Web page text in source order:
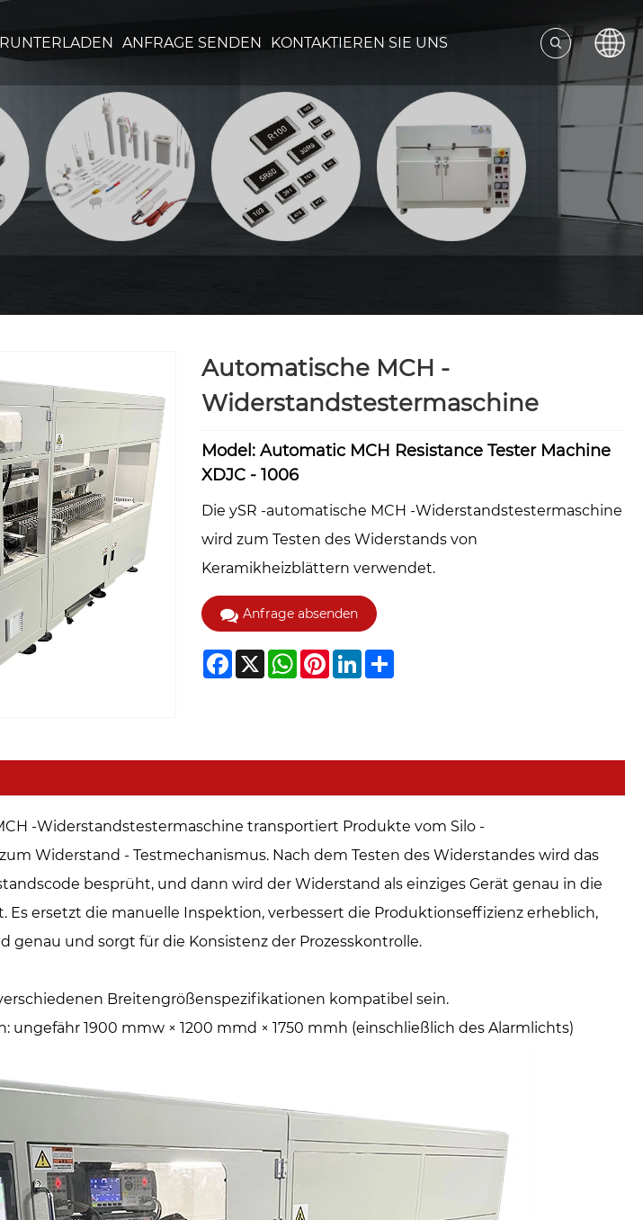
ANFRAGE SENDEN KONTAKTIEREN SIE UNS
Automatische MCH -
Widerstandstestermaschine
Model: Automatic MCH Resistance Tester Machine
XDJC - 1006
Die ySR -automatische MCH -Widerstandstestermaschine
wird zum Testen des Widerstands von
Keramikheizblättern verwendet.
Anfrage absenden
Facebook
X WhatsAppPinterestLinkedInShare
-Widerstandstestermaschine transportiert Produkte vom Silo -
Widerstand - Testmechanismus. Nach dem Testen des Widerstandes wird das
besprüht, und dann wird der Widerstand als einziges Gerät genau in die
Es ersetzt die manuelle Inspektion, verbessert die Produktionseffizienz erheblich,
genau und sorgt für die Konsistenz der Prozesskontrolle.
Breitengrößenspezifikationen kompatibel sein.
ungefähr 1900 mmw × 1200 mmd × 1750 mmh (einschließlich des Alarmlichts)